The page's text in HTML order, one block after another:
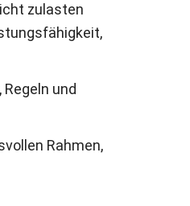
zulasten
und
Rahmen,